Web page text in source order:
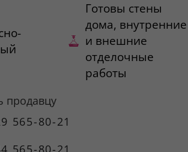
Готовы стены
дома, внутренние
и внешние
отделочные
работы
продавцу
565-80-21
565-80-21